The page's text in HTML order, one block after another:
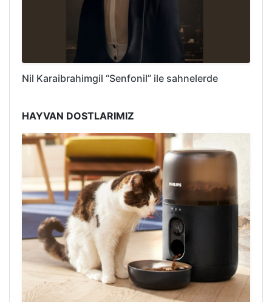
Nil Karaibrahimgil “Senfonil” ile sahnelerde
HAYVAN DOSTLARIMIZ